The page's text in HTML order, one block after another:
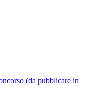
(da pubblicare in